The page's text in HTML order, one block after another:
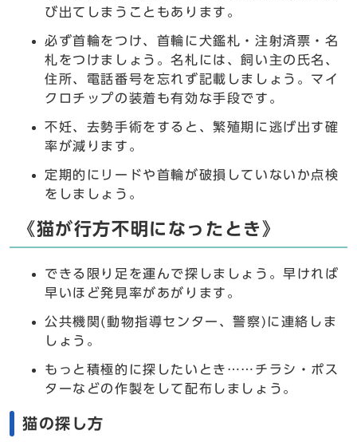
び出てしまうこともあります。
必ず首輪をつけ、首輪に犬鑑札・注射済票・名
札をつけましょう。名札には、飼い主の氏名、
住所、電話番号を忘れず記載しましょう。マイ
クロチップの装着も有効な手段です。
不妊、去勢手術をすると、繁殖期に逃げ出す確
率が減ります。
定期的にリードや首輪が破損していないか点検
をしましょう。
《猫が行方不明になったとき》
できる限り足を運んで探しましょう。早ければ
早いほど発見率があがります。
公共機関(動物指導センター、警察)に連絡しま
しょう。
もっと積極的に探したいとき……チラシ・ポス
ターなどの作製をして配布しましょう。
猫の探し方